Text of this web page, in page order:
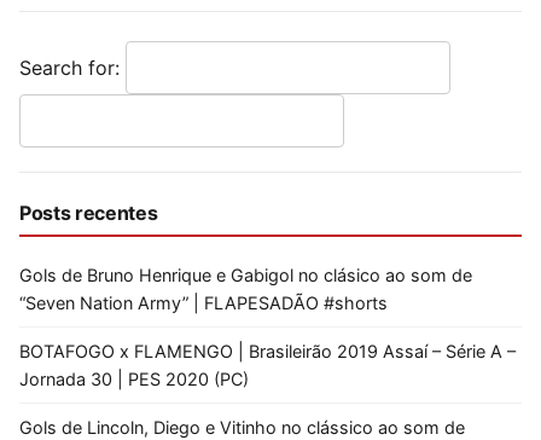
Search for:
Posts recentes
Gols de Bruno Henrique e Gabigol no clásico ao som de
“Seven Nation Army” | FLAPESADÃO #shorts
BOTAFOGO x FLAMENGO | Brasileirão 2019 Assaí – Série A –
Jornada 30 | PES 2020 (PC)
Gols de Lincoln, Diego e Vitinho no clássico ao som de